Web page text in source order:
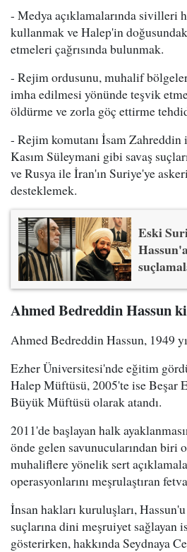
- Medya açıklamalarında sivilleri
kullanmak ve Halep'in
etmeleri çağrısında bulunmak.
- Rejim ordusunu, muhalif
imha edilmesi yönünde teşvik
öldürme ve zorla göç ettirme
- Rejim komutanı İsam Zahreddin
Kasım Süleymani gibi savaş
ve Rusya ile İran'ın Suriye'ye
desteklemek.
Eski
Ahmed Bedreddin Hassun
Ahmed Bedreddin Hassun, 1949
Ezher Üniversitesi'nde eğitim
Halep Müftüsü, 2005'te ise Beşar
Büyük Müftüsü olarak atandı.
2011'de başlayan halk
önde gelen savunucularından biri
muhaliflere yönelik sert
operasyonlarını meşrulaştıran
İnsan hakları kuruluşları,
suçlarına dini meşruiyet
gösterirken, hakkında Seydnaya